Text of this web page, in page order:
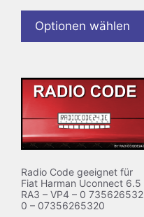
Optionen wählen
Radio Code geeignet für
Fiat Harman Uconnect 6.5
RA3 – VP4 – 0 735626532
0 – 07356265320